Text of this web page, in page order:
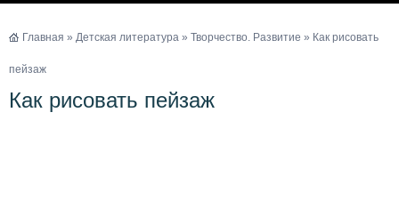
Главная » Детская литература » Творчество. Развитие » Как рисовать
пейзаж
Как рисовать пейзаж